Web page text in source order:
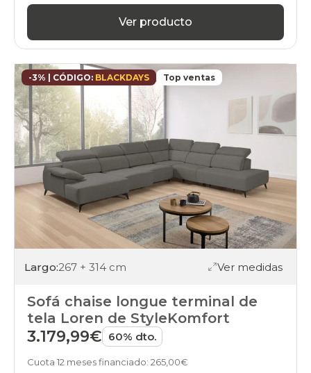
Ver producto
-3% | CÓDIGO: BLACKDAYS Top ventas
Largo:267 + 314 cm Ver medidas
Sofá chaise longue terminal de
tela Loren de StyleKomfort
3.179,99€ 60% dto.
Cuota 12 meses financiado: 265,00€